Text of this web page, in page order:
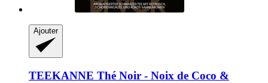
Ajouter
TEEKANNE Thé Noir -​ Noix de Coco &